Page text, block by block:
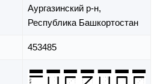
Аургазинский р-н,
Республика Башкортостан
453485